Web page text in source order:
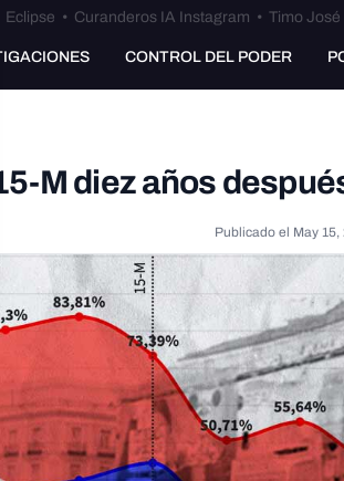
Eclipse • Curanderos IA Instagram • Timo José
CONTROL DEL PODER
M diez años
Publicado el May 15,